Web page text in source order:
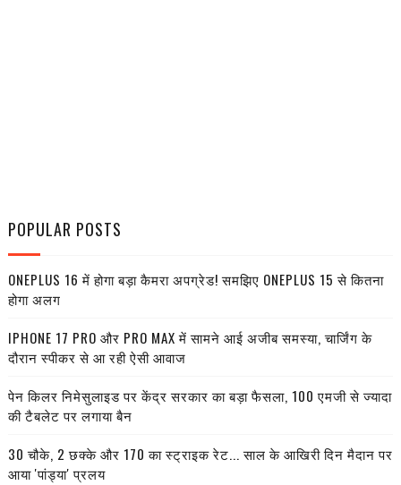
POPULAR POSTS
ONEPLUS 16 में होगा बड़ा कैमरा अपग्रेड! समझिए ONEPLUS 15 से कितना
होगा अलग
IPHONE 17 PRO और PRO MAX में सामने आई अजीब समस्या, चार्जिंग के
दौरान स्पीकर से आ रही ऐसी आवाज
पेन किलर निमेसुलाइड पर केंद्र सरकार का बड़ा फैसला, 100 एमजी से ज्यादा
की टैबलेट पर लगाया बैन
30 चौके, 2 छक्के और 170 का स्ट्राइक रेट... साल के आखिरी दिन मैदान पर
आया 'पांड्या' प्रलय